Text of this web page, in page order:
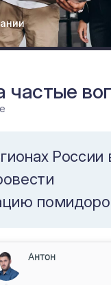
частые
России
Антон